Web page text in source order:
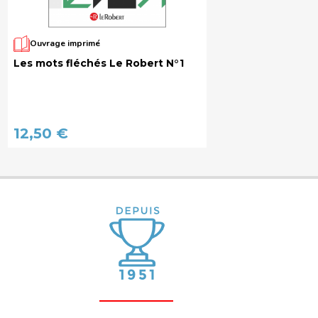
Ouvrage imprimé
Les mots fléchés Le Robert N°1
12,50 €